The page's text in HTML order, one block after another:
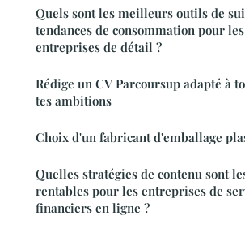
Quels sont les meilleurs outils de
tendances de consommation pour
entreprises de détail ?
Rédige un CV Parcoursup adapté à
tes ambitions
Choix d'un fabricant d'emballage
Quelles stratégies de contenu sont
rentables pour les entreprises de
financiers en ligne ?